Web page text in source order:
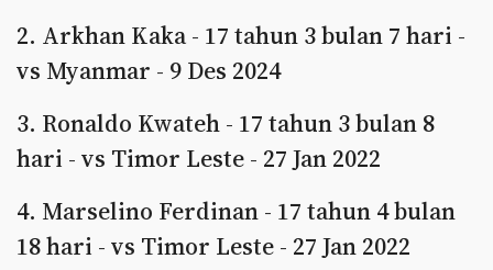
2. Arkhan Kaka - 17 tahun 3 bulan 7 hari -
vs Myanmar - 9 Des 2024
3. Ronaldo Kwateh - 17 tahun 3 bulan 8
hari - vs Timor Leste - 27 Jan 2022
4. Marselino Ferdinan - 17 tahun 4 bulan
18 hari - vs Timor Leste - 27 Jan 2022